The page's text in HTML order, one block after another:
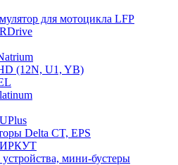
для мотоцикла LFP
(12N, U1, YB)
Delta CT, EPS
ИРКУТ
мини-бустеры